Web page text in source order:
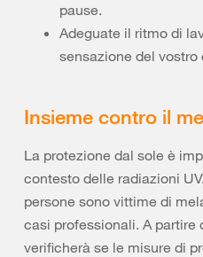
pause.
Adeguate il ritmo di
sensazione del vostro
Insieme contro il
La protezione dal sole è
contesto delle radiazioni
persone sono vittime di
casi professionali. A partire
verificherà se le misure di